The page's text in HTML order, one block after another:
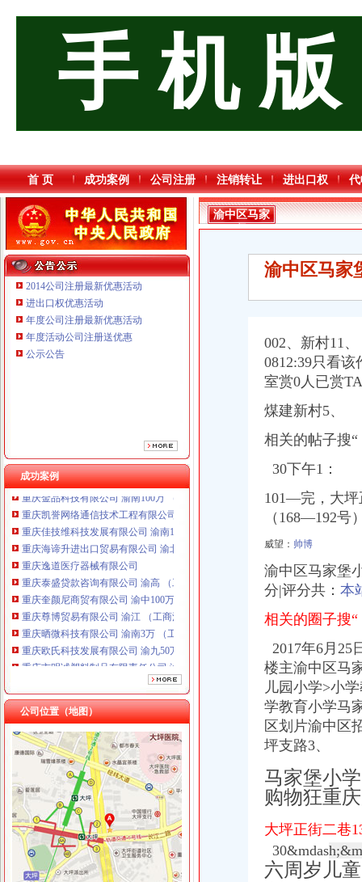
手 机 版
首 页 成功案例 公司注册 注销转让 进出口权
2014公司注册最新优惠活动
进出口权优惠活动
年度公司注册最新优惠活动
年度活动公司注册送优惠
公示公告
成功案例
重庆海谛升进出口贸易有限公司 渝北100万 （进出口权）
重庆欧氏科技发展有限公司 渝九50万 （进出口权）
重庆市明诚塑料制品有限责任公司 渝高100万 （进出口权）
重庆金品科技有限公司 渝南100万 （进出口权）
重庆凯誉网络通信技术工程有限公司 渝中300万 （工商变更）
重庆佳技维科技发展有限公司 渝南100万 （进出口权）
重庆海谛升进出口贸易有限公司 渝北100万 （进出口权）
重庆逸道医疗器械有限公司
重庆泰盛贷款咨询有限公司 渝高 （工商注册）
重庆奎颜尼商贸有限公司 渝中100万 （工商注册）
重庆尊博贸易有限公司 渝江 （工商注册）
重庆晒微科技有限公司 渝南3万 （工商注册）
重庆欧氏科技发展有限公司 渝九50万 （进出口权）
重庆市明诚塑料制品有限责任公司 渝高100万 （进出口权）
重庆凯誉网络通信技术工程有限公司 渝中300万 （工商变更）
重庆佳技维科技发展有限公司 渝南100万 （进出口权）
公司位置（地图）
渝中区马家堡
重庆市渝中区马家堡小学2017年新生招生通告！_重庆幼升小_家长帮
2017年重庆二级建造师考试地点重庆市渝中区马家堡小学在哪？_二级
重庆市渝中区马家堡小学校怎么样_百度知道
渝中区马家堡小学二年级三班二单元复习资料(一)_老师_新浪博客
渝中区马家
堡
渝中区马家
002、新村11
0812:39只看该
室赏0人已赏
煤建新村5、
相关的帖子搜“
30下午1：
101—完，大坪
（168—192号
威望： 帅博
渝中区马家堡
分|评分共： 本
相关的圈子搜“
2017年6月25
楼主渝中区马
儿园小学>小
学教育小学马
区划片渝中区
坪支路3、
马家堡小
购物狂重
大坪正街二巷
30&mdas
六周岁儿